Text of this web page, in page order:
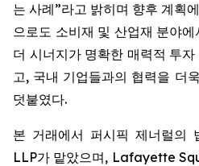
는 사례”라고 밝히며 향후 계획
으로도 소비재 및 산업재 분야
더 시너지가 명확한 매력적 투
고, 국내 기업들과의 협력을 더
덧붙였다.
본 거래에서 퍼시픽 제너럴
LLP가 맡았으며, Lafayette